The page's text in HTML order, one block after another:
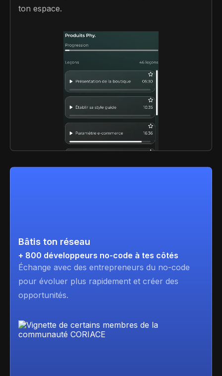
ton espace.
Bâtis ton réseau
+ 800 développeurs no-code à tes côtés
Échange avec des entrepreneurs du no-code
pour évoluer plus rapidement et créer des
opportunités.